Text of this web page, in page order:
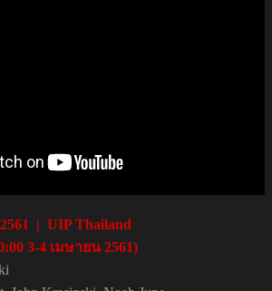
| UIP Thailand
3-4 เมษายน 2561)